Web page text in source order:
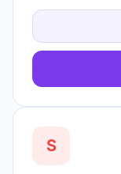
S